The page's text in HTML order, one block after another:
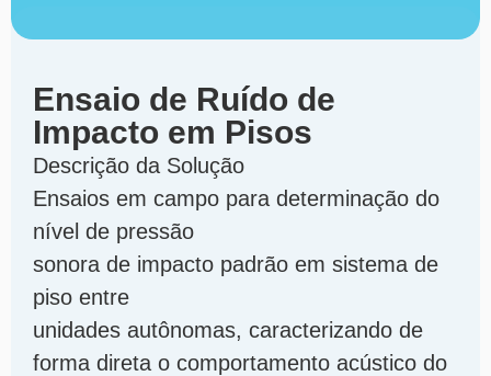
Ensaio de Ruído de
Impacto em Pisos
Descrição da Solução
Ensaios em campo para determinação do
nível de pressão
sonora de impacto padrão em sistema de
piso entre
unidades autônomas, caracterizando de
forma direta o comportamento acústico do